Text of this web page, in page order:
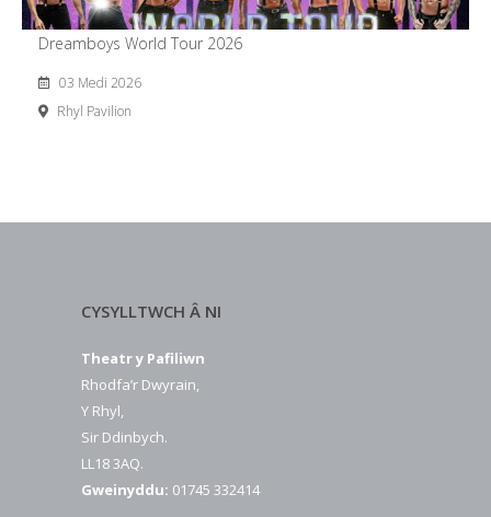
Dreamboys World Tour 2026
03 Medi 2026
Rhyl Pavilion
CYSYLLTWCH Â NI
Theatr y Pafiliwn
Rhodfa’r Dwyrain,
Y Rhyl,
Sir Ddinbych.
LL18 3AQ.
Gweinyddu: 01745 332414